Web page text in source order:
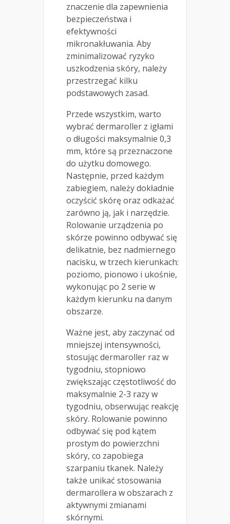
znaczenie dla zapewnienia
bezpieczeństwa i
efektywności
mikronakłuwania. Aby
zminimalizować ryzyko
uszkodzenia skóry, należy
przestrzegać kilku
podstawowych zasad.
Przede wszystkim, warto
wybrać dermaroller z igłami
o długości maksymalnie 0,3
mm, które są przeznaczone
do użytku domowego.
Następnie, przed każdym
zabiegiem, należy dokładnie
oczyścić skórę oraz odkażać
zarówno ją, jak i narzędzie.
Rolowanie urządzenia po
skórze powinno odbywać się
delikatnie, bez nadmiernego
nacisku, w trzech kierunkach:
poziomo, pionowo i ukośnie,
wykonując po 2 serie w
każdym kierunku na danym
obszarze.
Ważne jest, aby zaczynać od
mniejszej intensywności,
stosując dermaroller raz w
tygodniu, stopniowo
zwiększając częstotliwość do
maksymalnie 2-3 razy w
tygodniu, obserwując reakcję
skóry. Rolowanie powinno
odbywać się pod kątem
prostym do powierzchni
skóry, co zapobiega
szarpaniu tkanek. Należy
także unikać stosowania
dermarollera w obszarach z
aktywnymi zmianami
skórnymi.